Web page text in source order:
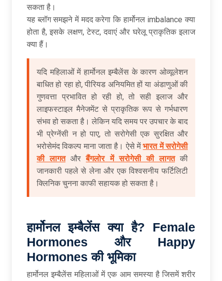
सकता है।
यह ब्लॉग समझने में मदद करेगा कि हार्मोनल imbalance क्या
होता है, इसके लक्षण, टेस्ट, दवाएं और घरेलू प्राकृतिक इलाज
क्या हैं।
यदि महिलाओं में हार्मोनल इम्बैलेंस के कारण ओव्यूलेशन
बाधित हो रहा हो, पीरियड अनियमित हों या अंडाणुओं की
गुणवत्ता प्रभावित हो रही हो, तो सही इलाज और
लाइफस्टाइल मैनेजमेंट से प्राकृतिक रूप से गर्भधारण
संभव हो सकता है। लेकिन यदि समय पर उपचार के बाद
भी प्रेग्नेंसी न हो पाए, तो सरोगेसी एक सुरक्षित और
भरोसेमंद विकल्प माना जाता है। ऐसे मेंभारत में सरोगेसी
की लागतऔरबैंगलोर में सरोगेसी की लागतकी
जानकारी पहले से लेना और एक विश्वसनीय फर्टिलिटी
क्लिनिक चुनना काफी सहायक हो सकता है।
हार्मोनलइम्बैलेंसक्याहै? Female
Hormones और Happy
Hormonesकी भूमिका
हार्मोनल इम्बैलेंस महिलाओं में एक आम समस्या है जिसमें शरीर